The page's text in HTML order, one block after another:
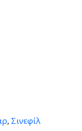
, Σινεφίλ